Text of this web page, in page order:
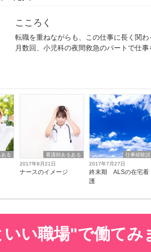
こころく
転職を重ねながらも、この仕事に長く関
月数回、小児科の夜間救急のパートで仕
る
看護師あるある
2017年8月21日
ナースのイメージ
仕事経験談
2017年7月27日
終末期 ALSの在宅看
護
い職場"で働てみ